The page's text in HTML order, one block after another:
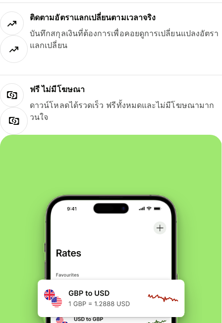
ติดตามอัตราแลกเปลี่ยนตามเวลาจริง
บันทึกสกุลเงินที่ต้องการเพื่อคอยดูการเปลี่ยนแปลงอัตรา
แลกเปลี่ยน
ฟรี ไม่มีโฆษณา
ดาวน์โหลดได้รวดเร็ว ฟรีทั้งหมดและไม่มีโฆษณามาก
วนใจ